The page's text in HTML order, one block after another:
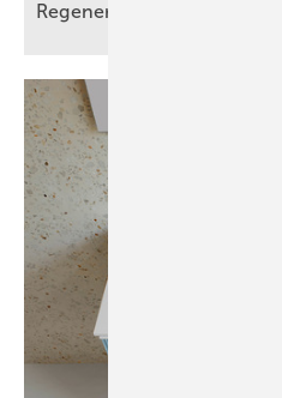
Regenerierbares Harz für